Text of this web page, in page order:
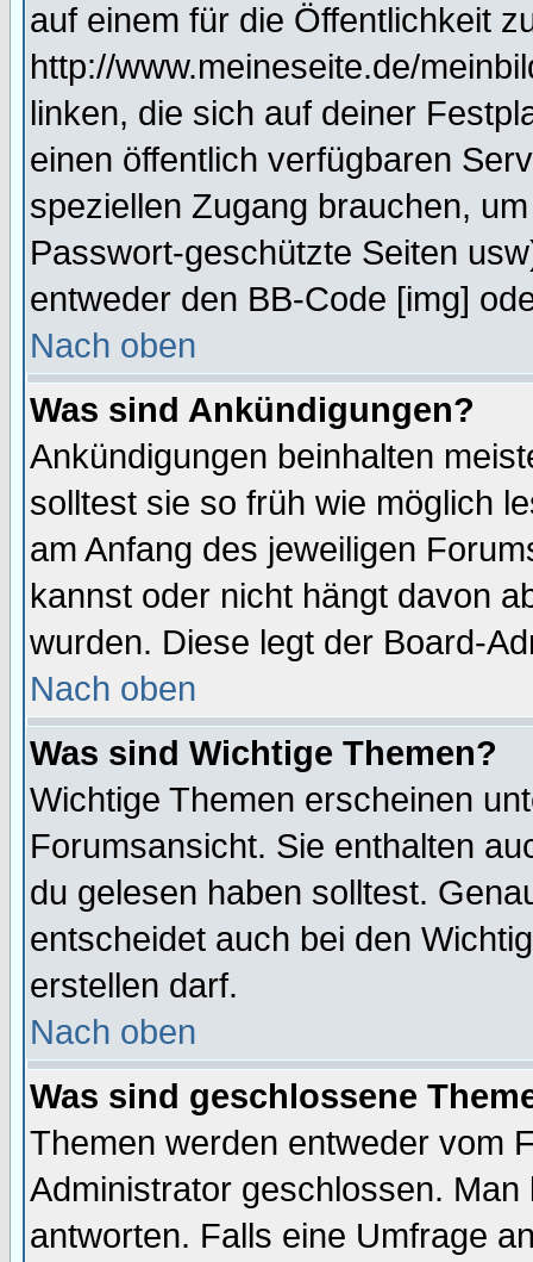
auf einem für die Öffentlichkeit
http://www.meineseite.de/
linken, die sich auf deiner
einen öffentlich verfügbaren
speziellen Zugang brauchen,
Passwort-geschützte Seiten
entweder den BB-Code [img]
Nach oben
Was sind Ankündigungen?
Ankündigungen beinhalten
solltest sie so früh wie möglich
am Anfang des jeweiligen
kannst oder nicht hängt davon
wurden. Diese legt der Board-
Nach oben
Was sind Wichtige Themen?
Wichtige Themen erscheinen
Forumsansicht. Sie enthalten
du gelesen haben solltest.
entscheidet auch bei den
erstellen darf.
Nach oben
Was sind geschlossene
Themen werden entweder vom
Administrator geschlossen.
antworten. Falls eine Umfrage